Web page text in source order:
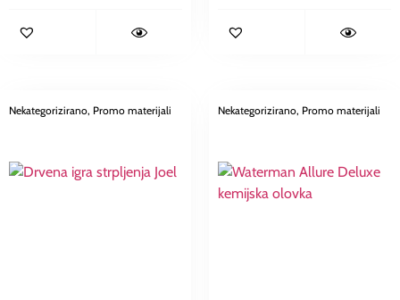
Nekategorizirano, Promo materijali Nekategorizirano, Promo materijali